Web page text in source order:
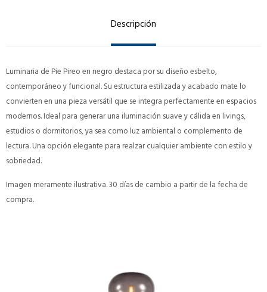
Descripción
Luminaria de Pie Pireo en negro destaca por su diseño esbelto,
contemporáneo y funcional. Su estructura estilizada y acabado mate lo
convierten en una pieza versátil que se integra perfectamente en espacios
modernos. Ideal para generar una iluminación suave y cálida en livings,
estudios o dormitorios, ya sea como luz ambiental o complemento de
lectura. Una opción elegante para realzar cualquier ambiente con estilo y
sobriedad.
Imagen meramente ilustrativa. 30 días de cambio a partir de la fecha de
compra.